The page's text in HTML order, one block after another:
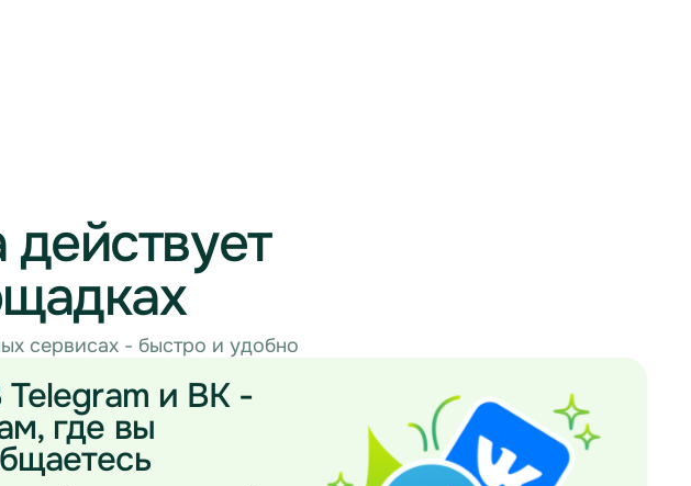
сервисах - быстро и удобно
Telegram и ВК -
где вы